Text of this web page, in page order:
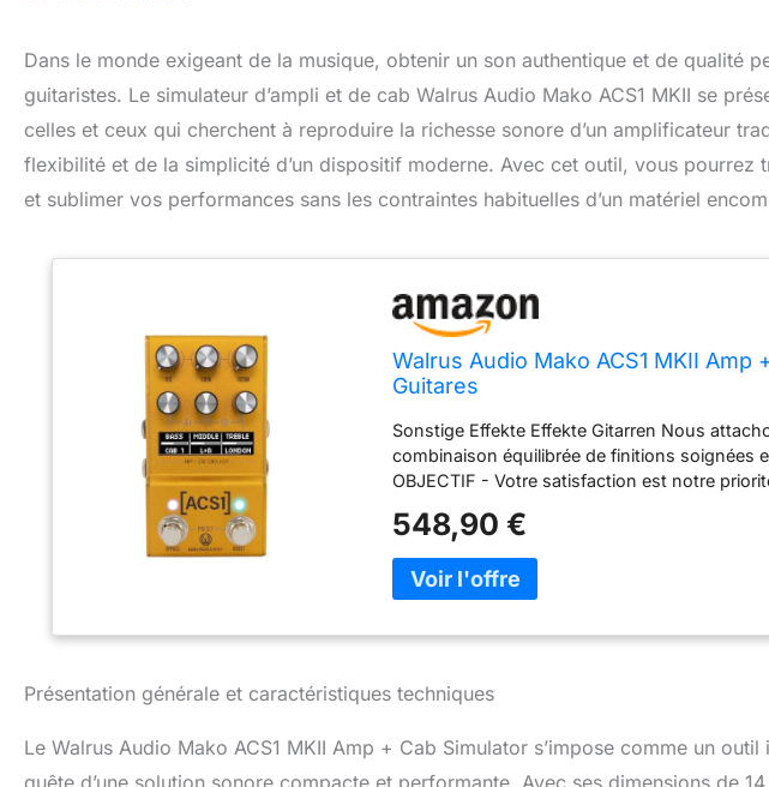
Dans le monde exigeant de la musique, obtenir un son authentique et de qualité
guitaristes. Le simulateur d’ampli et de cab Walrus Audio Mako ACS1 MKII se
celles et ceux qui cherchent à reproduire la richesse sonore d’un amplificateur
flexibilité et de la simplicité d’un dispositif moderne. Avec cet outil, vous pourrez
et sublimer vos performances sans les contraintes habituelles d’un matériel
Walrus Audio Mako ACS1 MKII
Guitares
Sonstige Effekte Effekte Gitarren Nous
combinaison équilibrée de finitions soignées
OBJECTIF - Votre satisfaction est notre
548,90 €
Présentation générale et caractéristiques techniques
Le Walrus Audio Mako ACS1 MKII Amp + Cab Simulator s’impose comme un
quête d’une solution sonore compacte et performante. Avec ses dimensions de